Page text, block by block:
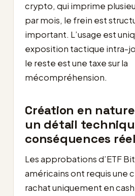
crypto, qui imprime
par mois, le frein est
important. L’usage est
exposition tactique intra-
le reste est une taxe sur la
mécompréhension.
Création en
un détail
conséquences
Les approbations d’ETF
américains ont requis une
rachat uniquement en